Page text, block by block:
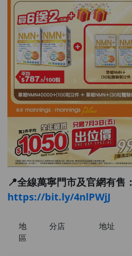
📍全線萬寧門市及官網有售：
https://bit.ly/4nlPWjJ
地
區
分店 地址